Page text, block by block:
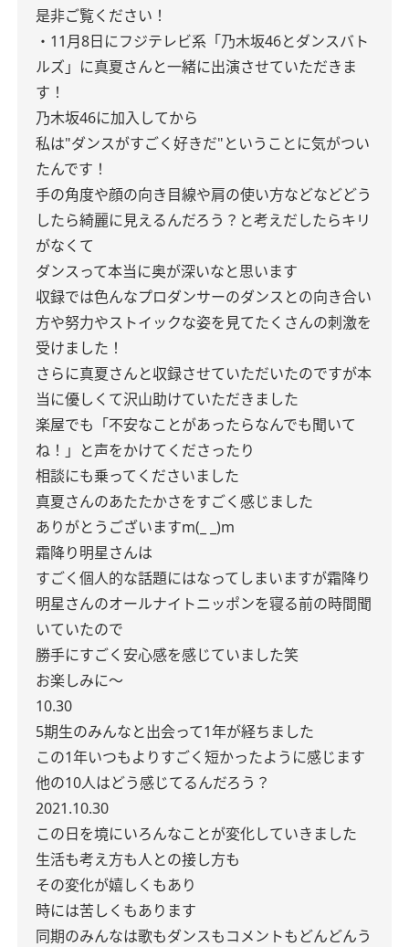
是非ご覧ください！
・ 11月8日にフジテレビ系「乃木坂46とダンスバト
ルズ」に真夏さんと一緒に出演させていただきま
す！
乃木坂46に加入してから
私は"ダンスがすごく好きだ"ということに気がつい
たんです！
手の角度や顔の向き目線や肩の使い方などなどどう
したら綺麗に見えるんだろう？と考えだしたらキリ
がなくて
ダンスって本当に奥が深いなと思います
収録では色んなプロダンサーのダンスとの向き合い
方や努力やストイックな姿を見てたくさんの刺激を
受けました！
さらに真夏さんと収録させていただいたのですが本
当に優しくて沢山助けていただきました
楽屋でも「不安なことがあったらなんでも聞いて
ね！」と声をかけてくださったり
相談にも乗ってくださいました
真夏さんのあたたかさをすごく感じました
ありがとうございますm(_ _)m
霜降り明星さんは
すごく個人的な話題にはなってしまいますが霜降り
明星さんのオールナイトニッポンを寝る前の時間聞
いていたので
勝手にすごく安心感を感じていました笑
お楽しみに〜
10.30
5期生のみんなと出会って1年が経ちました
この1年いつもよりすごく短かったように感じます
他の10人はどう感じてるんだろう？
2021.10.30
この日を境にいろんなことが変化していきました
生活も考え方も人との接し方も
その変化が嬉しくもあり
時には苦しくもあります
同期のみんなは歌もダンスもコメントもどんどんう